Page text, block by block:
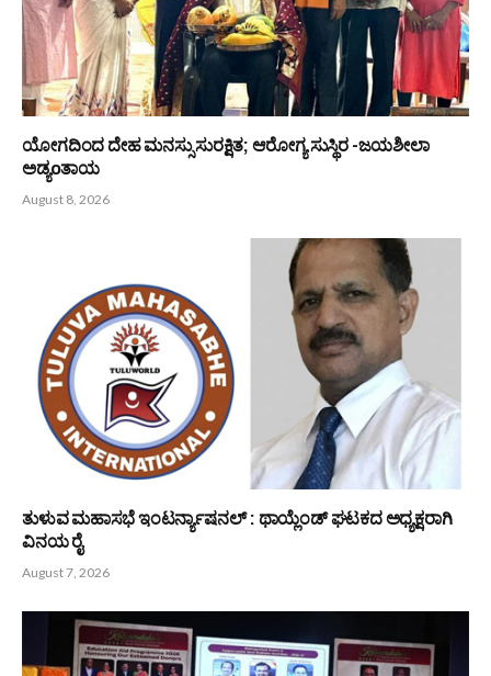
RelatedPosts
ಬಂಟರ ಸಂಘ ಬಂಟ್ವಾಳ ಬಿ.ಸಿ ರೋಡು ವಲಯ : ಆಗಸ್ಟ್ 9 ರಂದು ‘ಆಟಿದ
ಕೂಟ’
August 8, 2026